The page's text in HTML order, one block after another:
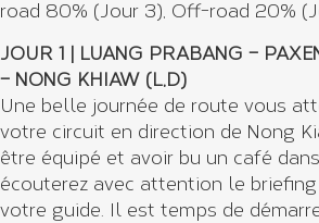
road 80% (Jour 3), Off-road 20%
JOUR 1 | LUANG PRABANG –
– NONG KHIAW (L,D)
Une belle journée de route vous
votre circuit en direction de Nong
être équipé et avoir bu un café
écouterez avec attention le
votre guide. Il est temps de